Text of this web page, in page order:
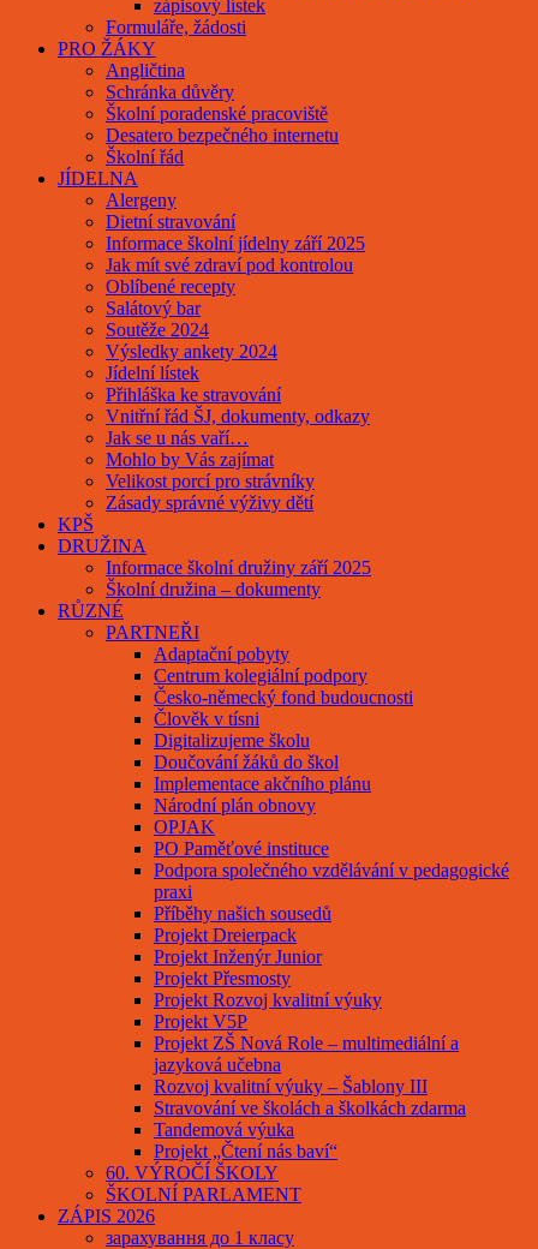
zápisový lístek
Formuláře, žádosti
PRO ŽÁKY
Angličtina
Schránka důvěry
Školní poradenské pracoviště
Desatero bezpečného internetu
Školní řád
JÍDELNA
Alergeny
Dietní stravování
Informace školní jídelny září 2025
Jak mít své zdraví pod kontrolou
Oblíbené recepty
Salátový bar
Soutěže 2024
Výsledky ankety 2024
Jídelní lístek
Přihláška ke stravování
Vnitřní řád ŠJ, dokumenty, odkazy
Jak se u nás vaří…
Mohlo by Vás zajímat
Velikost porcí pro strávníky
Zásady správné výživy dětí
KPŠ
DRUŽINA
Informace školní družiny září 2025
Školní družina – dokumenty
RŮZNÉ
PARTNEŘI
Adaptační pobyty
Centrum kolegiální podpory
Česko-německý fond budoucnosti
Člověk v tísni
Digitalizujeme školu
Doučování žáků do škol
Implementace akčního plánu
Národní plán obnovy
OPJAK
PO Paměťové instituce
Podpora společného vzdělávání v pedagogické
praxi
Příběhy našich sousedů
Projekt Dreierpack
Projekt Inženýr Junior
Projekt Přesmosty
Projekt Rozvoj kvalitní výuky
Projekt V5P
Projekt ZŠ Nová Role – multimediální a
jazyková učebna
Rozvoj kvalitní výuky – Šablony III
Stravování ve školách a školkách zdarma
Tandemová výuka
Projekt „Čtení nás baví“
60. VÝROČÍ ŠKOLY
ŠKOLNÍ PARLAMENT
ZÁPIS 2026
зарахування до 1 класу